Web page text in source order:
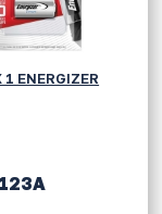
ENERGIZER